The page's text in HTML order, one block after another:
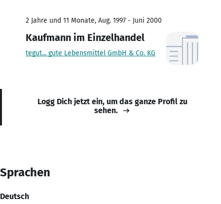
2 Jahre und 11 Monate, Aug. 1997 - Juni 2000
Kaufmann im Einzelhandel
tegut... gute Lebensmittel GmbH & Co. KG
Logg Dich jetzt ein, um das ganze Profil zu
sehen.
Sprachen
Deutsch